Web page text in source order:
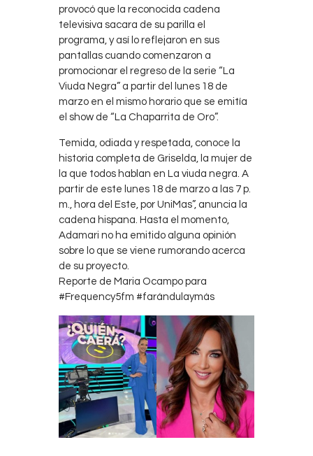
provocó que la reconocida cadena
televisiva sacara de su parilla el
programa, y así lo reflejaron en sus
pantallas cuando comenzaron a
promocionar el regreso de la serie “La
Viuda Negra” a partir del lunes 18 de
marzo en el mismo horario que se emitía
el show de “La Chaparrita de Oro”.
Temida, odiada y respetada, conoce la
historia completa de Griselda, la mujer de
la que todos hablan en La viuda negra. A
partir de este lunes 18 de marzo a las 7 p.
m., hora del Este, por UniMas”, anuncia la
cadena hispana. Hasta el momento,
Adamari no ha emitido alguna opinión
sobre lo que se viene rumorando acerca
de su proyecto.
Reporte de Maria Ocampo para
#Frequency5fm #farándulaymàs